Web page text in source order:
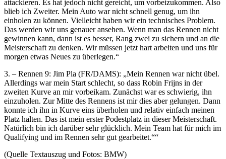
attackieren. Es hat jedoch nicht gereicht, um vorbeizukommen. Also
blieb ich Zweiter. Mein Auto war nicht schnell genug, um ihn
einholen zu können. Vielleicht haben wir ein technisches Problem.
Das werden wir uns genauer ansehen. Wenn man das Rennen nicht
gewinnen kann, dann ist es besser, Rang zwei zu sichern und an die
Meisterschaft zu denken. Wir müssen jetzt hart arbeiten und uns für
morgen etwas Neues zu überlegen.“
3. – Rennen 9: Jim Pla (FR/DAMS): „Mein Rennen war nicht übel.
Allerdings war mein Start schlecht, so dass Robin Frijns in der
zweiten Kurve an mir vorbeikam. Zunächst war es schwierig, ihn
einzuholen. Zur Mitte des Rennens ist mir dies aber gelungen. Dann
konnte ich ihn in Kurve eins überholen und relativ einfach meinen
Platz halten. Das ist mein erster Podestplatz in dieser Meisterschaft.
Natürlich bin ich darüber sehr glücklich. Mein Team hat für mich im
Qualifying und im Rennen sehr gut gearbeitet.““
(Quelle Textauszug und Fotos: BMW)